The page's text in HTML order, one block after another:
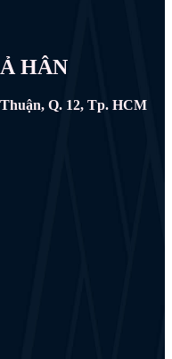
HÂN
Q. 12, Tp. HCM